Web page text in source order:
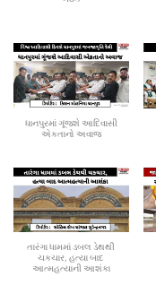
ધાનપુરમાં ગૂંજશે આદિવાસી
એકતાનો અવાજ
તારંગા ધામમાં ડબલ ડેથથી
ચકચાર, હત્યા બાદ
આત્મહત્યાની આશંકા